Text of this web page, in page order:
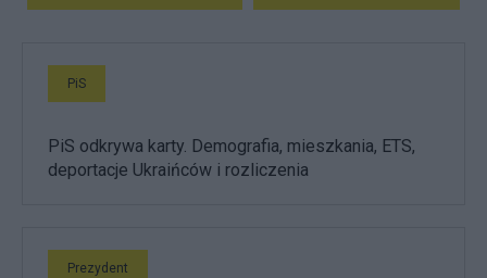
PiS
PiS odkrywa karty. Demografia, mieszkania, ETS,
deportacje Ukraińców i rozliczenia
Prezydent